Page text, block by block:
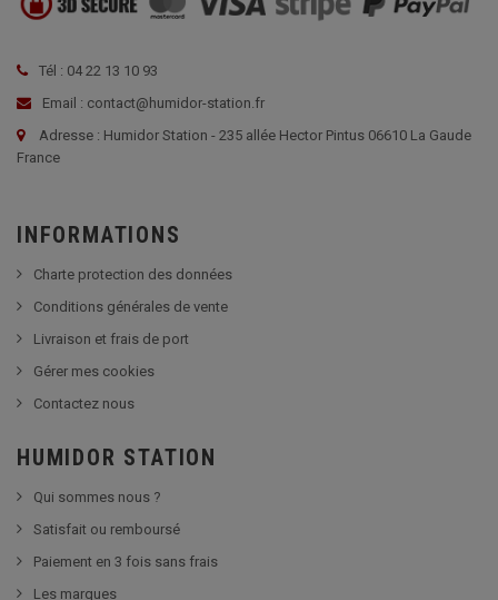
Tél : 04 22 13 10 93
Email : contact@humidor-station.fr
Adresse : Humidor Station - 235 allée Hector Pintus 06610 La Gaude
France
INFORMATIONS
Charte protection des données
Conditions générales de vente
Livraison et frais de port
Gérer mes cookies
Contactez nous
HUMIDOR STATION
Qui sommes nous ?
Satisfait ou remboursé
Paiement en 3 fois sans frais
Les marques